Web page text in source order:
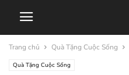
Trang chủ Quà Tặng Cuộc Sống
Quà Tặng Cuộc Sống